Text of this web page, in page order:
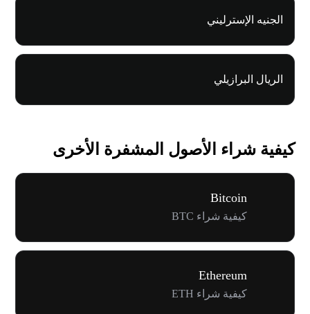
الجنيه الإسترليني
الريال البرازيلي
كيفية شراء الأصول المشفرة الأخرى
Bitcoin
كيفية شراء BTC
Ethereum
كيفية شراء ETH